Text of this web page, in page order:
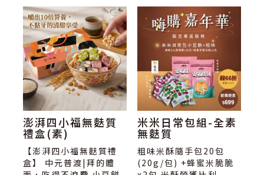
澎湃四小福無麩質
禮盒(素)
【澎湃四小福無麩質禮
盒】 中元普渡|拜的體
米米日常包組-全素
無麩質
粗味米酥隨手包20包
(20g/包) +蜂蜜米脆脆